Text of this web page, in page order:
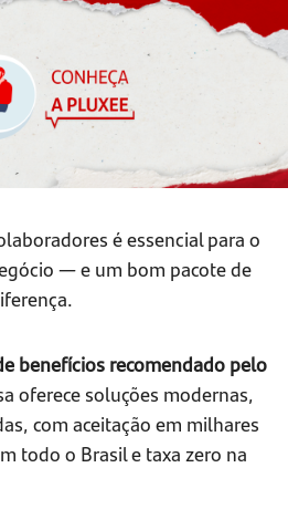
é essencial para o
— e um bom pacote de
benefícios recomendado pelo
oferece soluções modernas,
com aceitação em milhares
todo o Brasil e taxa zero na